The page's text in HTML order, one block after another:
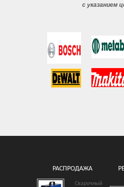
с указанием
РАСПРОДАЖА
Сварочный